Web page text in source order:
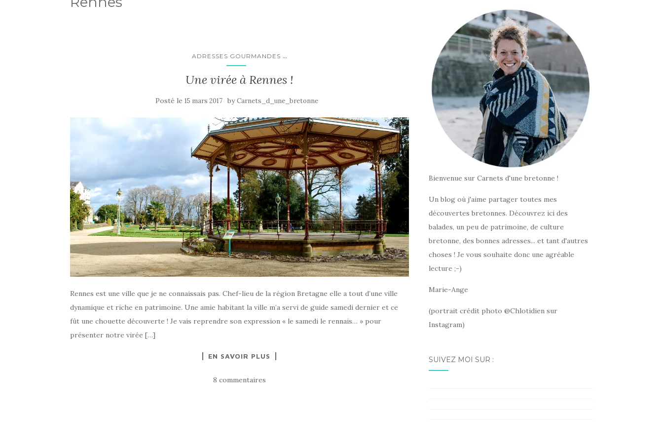
ADRESSES GOURMANDES ...
Une virée à Rennes !
Posté le15 mars 2017 byCarnets_d_une_bretonne
Rennes est une ville que je ne connaissais pas. Chef-lieu de la région Bretagne elle a tout d’une ville
dynamique et riche en patrimoine. Une amie habitant la ville m’a servi de guide samedi dernier et ce
fût une chouette découverte ! Je vais reprendre son expression « le samedi le rennais… » pour
présenter notre virée […]
EN SAVOIR PLUS
8 commentaires
Bienvenue sur Carnets d'une bretonne !
Un blog où j'aime partager toutes mes
découvertes bretonnes. Découvrez ici des
balades, un peu de patrimoine, de culture
bretonne, des bonnes adresses... et tant d'autres
choses ! Je vous souhaite donc une agréable
lecture ;-)
Marie-Ange
(portrait crédit photo @Chlotidien sur
Instagram)
SUIVEZ MOI SUR :